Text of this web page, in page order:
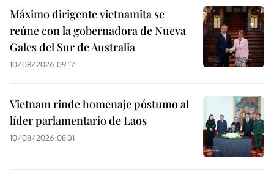
Máximo dirigente vietnamita se
reúne con la gobernadora de Nueva
Gales del Sur de Australia
10/08/2026 09:17
Vietnam rinde homenaje póstumo al
líder parlamentario de Laos
10/08/2026 08:31